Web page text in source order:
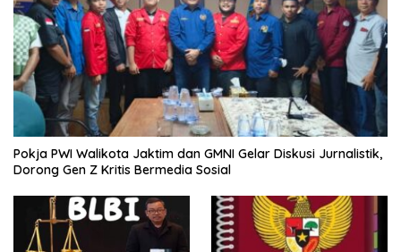
Pokja PWI Walikota Jaktim dan GMNI Gelar Diskusi Jurnalistik,
Dorong Gen Z Kritis Bermedia Sosial